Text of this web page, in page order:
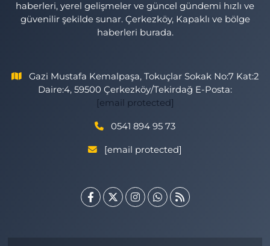
haberleri, yerel gelişmeler ve güncel gündemi hızlı ve
güvenilir şekilde sunar. Çerkezköy, Kapaklı ve bölge
haberleri burada.
Gazi Mustafa Kemalpaşa, Tokuçlar Sokak No:7 Kat:2
Daire:4, 59500 Çerkezköy/Tekirdağ E-Posta:
[email protected]
0541 894 95 73
[email protected]